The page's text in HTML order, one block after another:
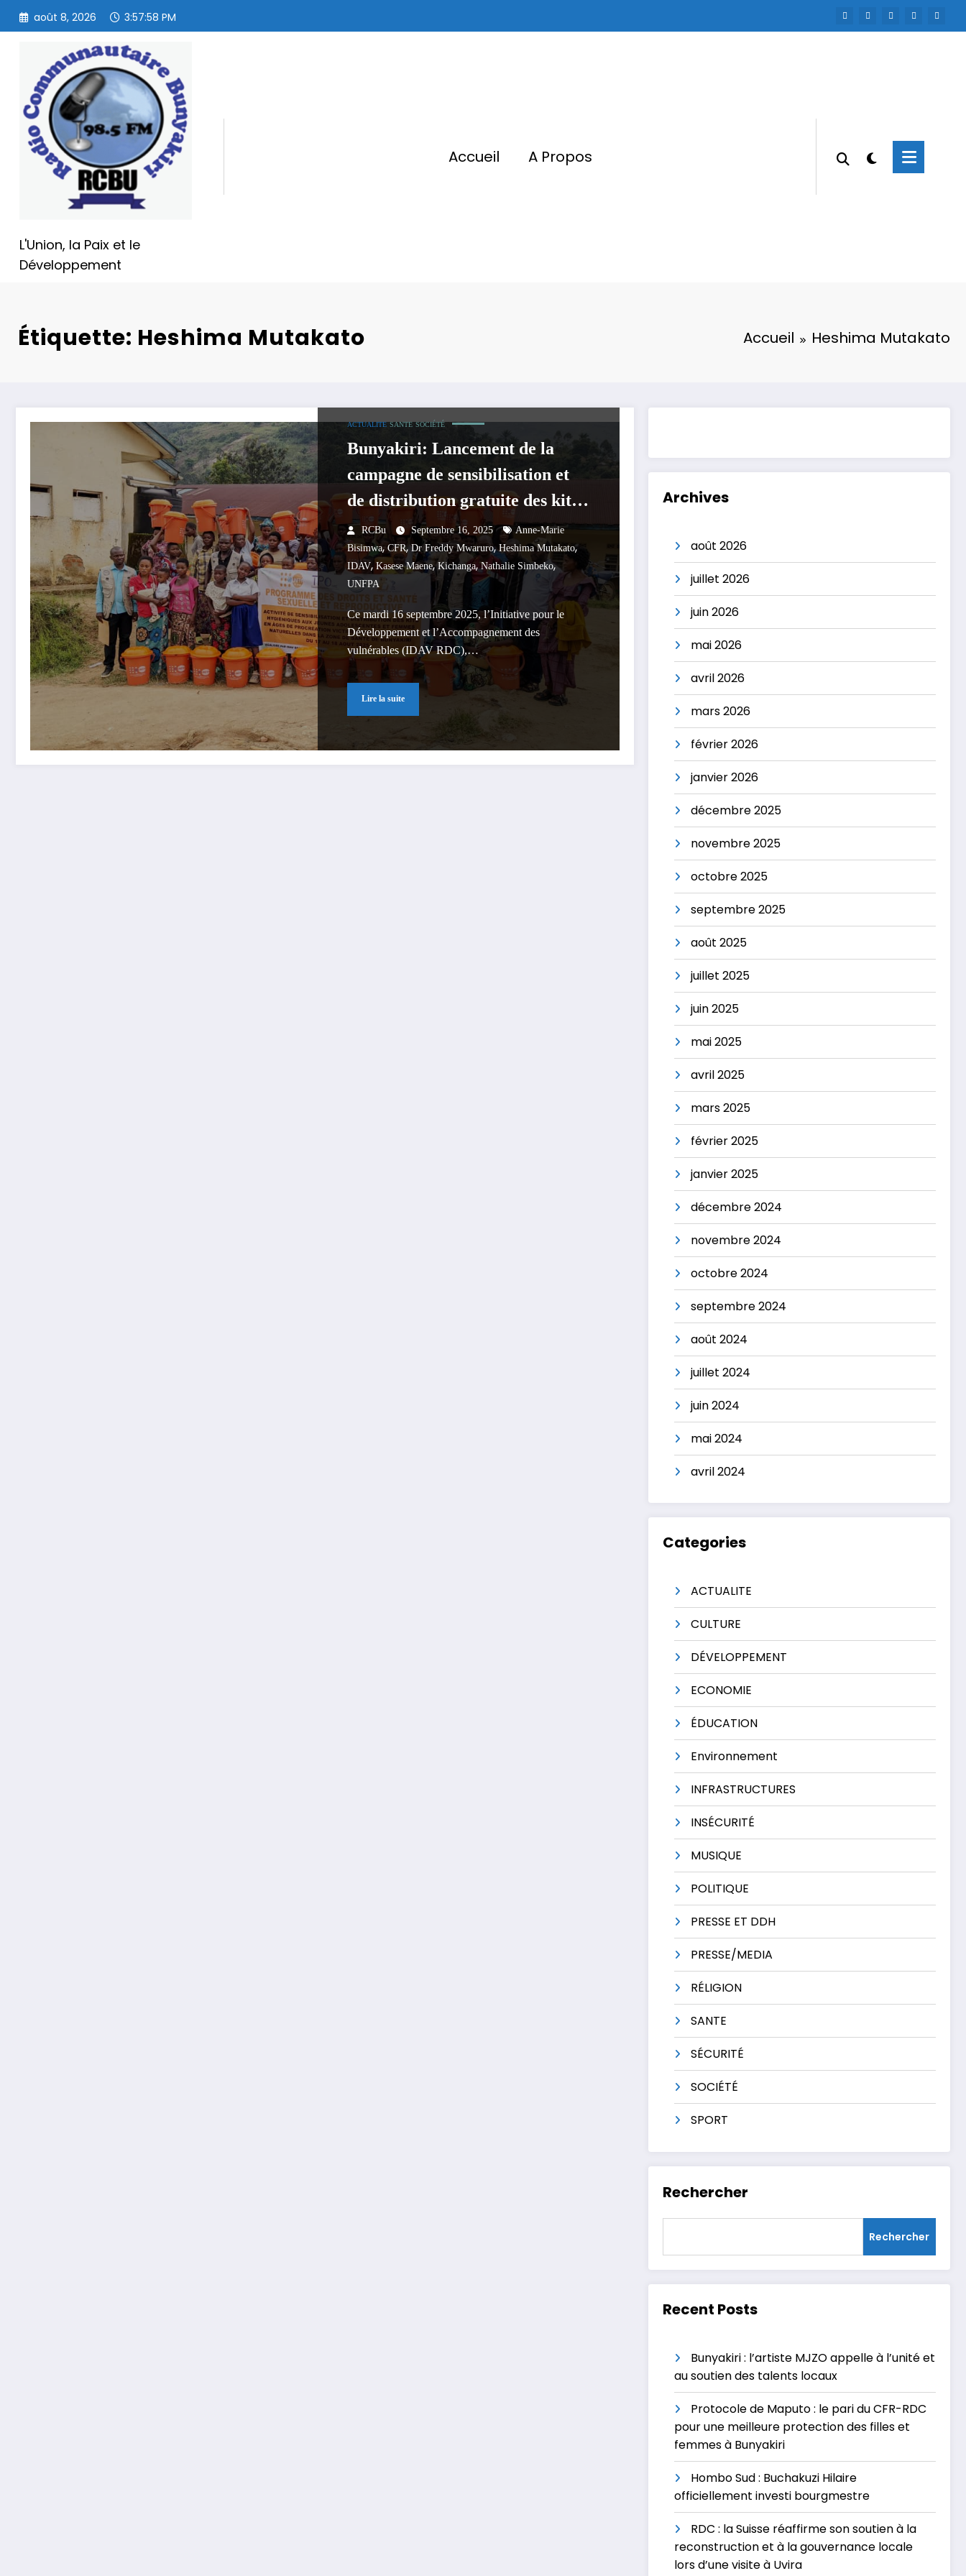
Aller
août 8, 2026 3:57:59 PM
L'Union, la Paix et le
Développement
Accueil A Propos
Étiquette: Heshima Mutakato Accueil Heshima Mutakato
ACTUALITE SANTE SOCIÉTÉ
Bunyakiri: Lancement de la
campagne de sensibilisation et
de distribution gratuite des kits
hygiéniques aux femmes et filles
sinistrées
RCBu Septembre 16, 2025
Anne-Marie
Bisimwa, CFR,Dr Freddy Mwaruro,Heshima Mutakato,
IDAV,Kasese Maene,Kichanga,Nathalie Simbeko,
UNFPA
Ce mardi 16 septembre 2025, l’Initiative pour le
Développement et l’Accompagnement des
vulnérables (IDAV RDC),…
Lire la suite
Archives
août 2026
juillet 2026
juin 2026
mai 2026
avril 2026
mars 2026
février 2026
janvier 2026
décembre 2025
novembre 2025
octobre 2025
septembre 2025
août 2025
juillet 2025
juin 2025
mai 2025
avril 2025
mars 2025
février 2025
janvier 2025
décembre 2024
novembre 2024
octobre 2024
septembre 2024
août 2024
juillet 2024
juin 2024
mai 2024
avril 2024
Categories
ACTUALITE
CULTURE
DÉVELOPPEMENT
ECONOMIE
ÉDUCATION
Environnement
INFRASTRUCTURES
INSÉCURITÉ
MUSIQUE
POLITIQUE
PRESSE ET DDH
PRESSE/MEDIA
RÉLIGION
SANTE
SÉCURITÉ
SOCIÉTÉ
SPORT
Rechercher
Rechercher
Recent Posts
Bunyakiri : l’artiste MJZO appelle à l’unité et
au soutien des talents locaux
Protocole de Maputo : le pari du CFR-RDC
pour une meilleure protection des filles et
femmes à Bunyakiri
Hombo Sud : Buchakuzi Hilaire
officiellement investi bourgmestre
RDC : la Suisse réaffirme son soutien à la
reconstruction et à la gouvernance locale
lors d’une visite à Uvira